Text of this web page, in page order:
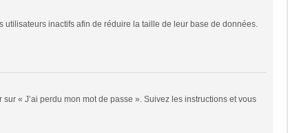
inactifs afin de réduire la taille de leur base de données.
« J’ai perdu mon mot de passe ». Suivez les instructions et vous